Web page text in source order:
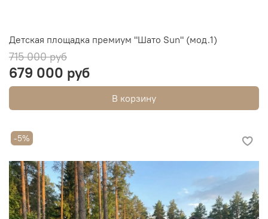
Детская площадка премиум "Шато Sun" (мод.1)
715 000 руб
679 000 руб
В корзину
-5%